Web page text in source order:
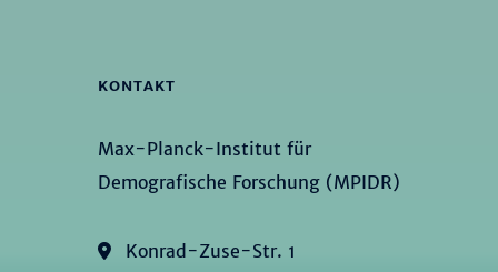
KONTAKT
Max-Planck-Institut für
Demografische Forschung (MPIDR)
Konrad-Zuse-Str. 1